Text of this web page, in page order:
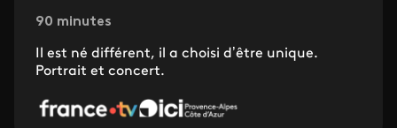
90 minutes
Il est né différent, il a choisi d’être unique.
Portrait et concert.